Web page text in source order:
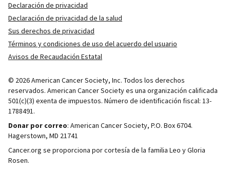
Declaración de privacidad
Declaración de privacidad de la salud
Sus derechos de privacidad
Términos y condiciones de uso del acuerdo del usuario
Avisos de Recaudación Estatal
© 2026 American Cancer Society, Inc. Todos los derechos
reservados. American Cancer Society es una organización calificada
501(c)(3) exenta de impuestos. Número de identificación fiscal: 13-
1788491.
Donar por correo: American Cancer Society, P.O. Box 6704.
Hagerstown, MD 21741
Cancer.org se proporciona por cortesía de la familia Leo y Gloria
Rosen.